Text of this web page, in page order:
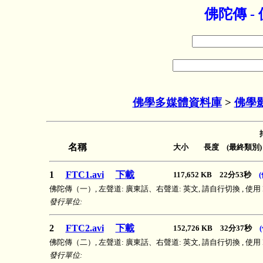
佛陀傳 -
佛學多媒體資料庫> 佛學
名稱 大小 長度 (最終類別)
1 FTC1.avi 下載 117,652 KB 22分53秒 (
佛陀傳（一）, 左聲道: 廣東話、右聲道: 英文, 請自行切換 , 使
發行單位:
2 FTC2.avi 下載 152,726 KB 32分37秒
佛陀傳（二）, 左聲道: 廣東話、右聲道: 英文, 請自行切換 , 使
發行單位: